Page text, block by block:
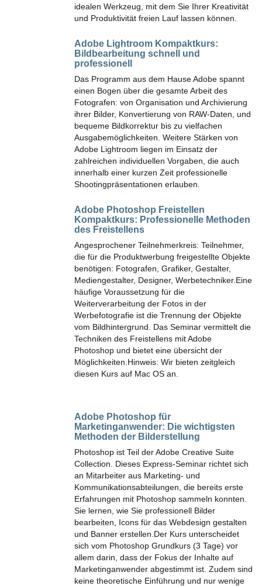
idealen Werkzeug, mit dem Sie Ihrer Kreativität
und Produktivität freien Lauf lassen können.
Adobe Lightroom Kompaktkurs:
Bildbearbeitung schnell und
professionell
Das Programm aus dem Hause Adobe spannt
einen Bogen über die gesamte Arbeit des
Fotografen: von Organisation und Archivierung
ihrer Bilder, Konvertierung von RAW-Daten, und
bequeme Bildkorrektur bis zu vielfachen
Ausgabemöglichkeiten. Weitere Stärken von
Adobe Lightroom liegen im Einsatz der
zahlreichen individuellen Vorgaben, die auch
innerhalb einer kurzen Zeit professionelle
Shootingpräsentationen erlauben.
Adobe Photoshop Freistellen
Kompaktkurs: Professionelle Methoden
des Freistellens
Angesprochener Teilnehmerkreis: Teilnehmer,
die für die Produktwerbung freigestellte Objekte
benötigen: Fotografen, Grafiker, Gestalter,
Mediengestalter, Designer, Werbetechniker.Eine
häufige Voraussetzung für die
Weiterverarbeitung der Fotos in der
Werbefotografie ist die Trennung der Objekte
vom Bildhintergrund. Das Seminar vermittelt die
Techniken des Freistellens mit Adobe
Photoshop und bietet eine übersicht der
Möglichkeiten.Hinweis: Wir bieten zeitgleich
diesen Kurs auf Mac OS an.
Adobe Photoshop für
Marketinganwender: Die wichtigsten
Methoden der Bilderstellung
Photoshop ist Teil der Adobe Creative Suite
Collection. Dieses Express-Seminar richtet sich
an Mitarbeiter aus Marketing- und
Kommunikationsabteilungen, die bereits erste
Erfahrungen mit Photoshop sammeln konnten.
Sie lernen, wie Sie professionell Bilder
bearbeiten, Icons für das Webdesign gestalten
und Banner erstellen.Der Kurs unterscheidet
sich vom Photoshop Grundkurs (3 Tage) vor
allem darin, dass der Fokus der Inhalte auf
Marketinganwender abgestimmt ist. Zudem sind
keine theoretische Einführung und nur wenige